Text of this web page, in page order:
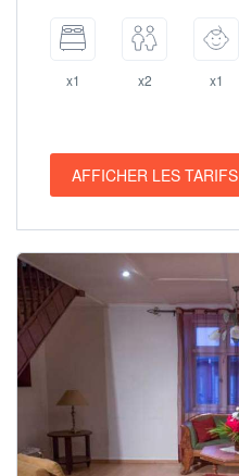
x1 x2 x1
AFFICHER LES TARIFS